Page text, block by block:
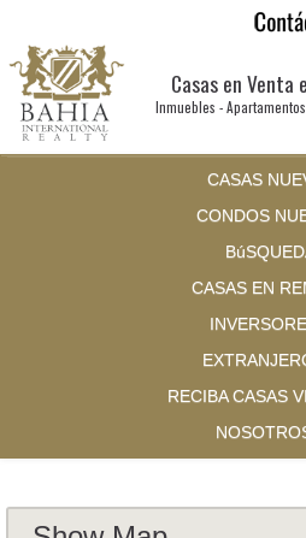
Casas en Venta
Inmuebles -
CASAS
CONDOS
CASAS EN
RECIBA CASAS